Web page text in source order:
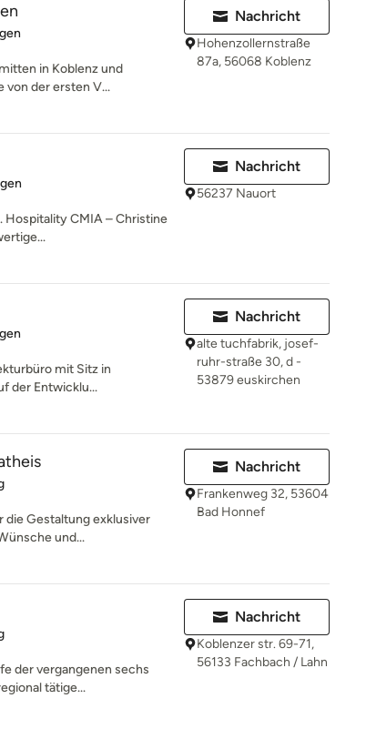
5 Sternen
in Koblenz und
von der ersten V...
Nachricht
Hohenzollernstraße
87a, 56068 Koblenz
5 Sternen
Hospitality CMIA – Christine
Nachricht
56237 Nauort
5 Sternen
mit Sitz in
der Entwicklu...
Nachricht
alte tuchfabrik, josef-
ruhr-straße 30, d -
53879 euskirchen
5 Sternen
Gestaltung exklusiver
und...
Nachricht
Frankenweg 32, 53604
Bad Honnef
5 Sternen
der vergangenen sechs
tätige...
Nachricht
Koblenzer str. 69-71,
56133 Fachbach / Lahn